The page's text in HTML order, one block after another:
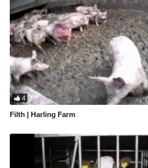
4
Filth | Harling Farm